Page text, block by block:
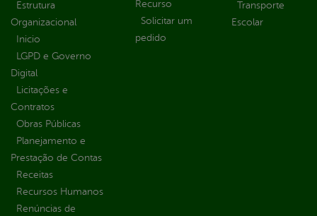
Estrutura
Organizacional
Inicio
LGPD e Governo
Digital
Licitações e
Contratos
Obras Públicas
Planejamento e
Prestação de Contas
Receitas
Recursos Humanos
Renúncias de
Recurso
Solicitar um
pedido
Transporte
Escolar